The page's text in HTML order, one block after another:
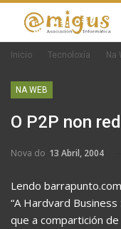
Inicio Tecnoloxía Na
NA WEB
O P2P non
Nova do 13 Abril, 2004
Lendo
“A Hardvard
que a compartición